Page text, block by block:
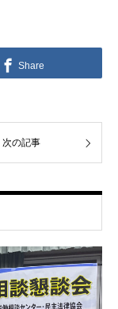
Share
次の記事